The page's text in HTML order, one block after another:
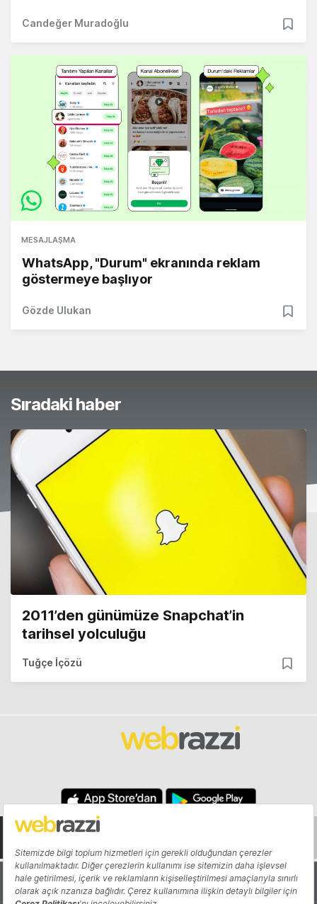
Candeğer Muradoğlu
MESAJLAŞMA
WhatsApp, "Durum" ekranında reklam
göstermeye başlıyor
Gözde Ulukan
Sıradaki haber
2011’den günümüze Snapchat’in
tarihsel yolculuğu
Tuğçe İçözü
Hakkında Yazarlar